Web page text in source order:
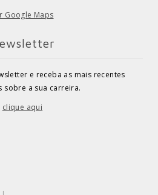
Google Maps
e receba as mais recentes
sobre a sua carreira.
clique aqui